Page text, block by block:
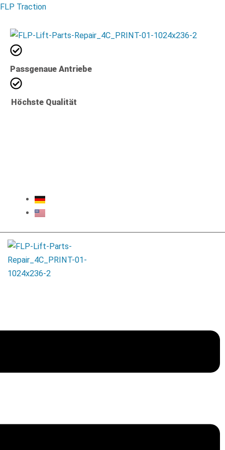
Zum
springen
FLP Traction
Passgenaue Antriebe
Höchste Qualität